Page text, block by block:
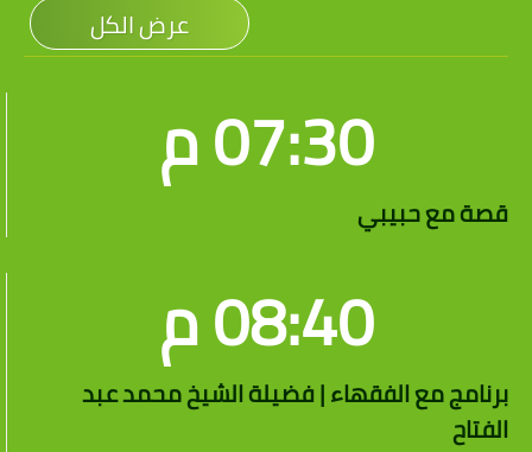
عرض الكل
07:30 م
قصة مع حبيبي
08:40 م
برنامج مع الفقهاء | فضيلة الشيخ محمد عبد
الفتاح